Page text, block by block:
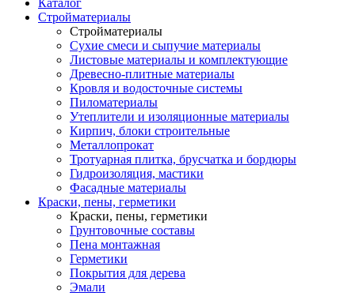
Каталог
Стройматериалы
Стройматериалы
Сухие смеси и сыпучие материалы
Листовые материалы и комплектующие
Древесно-плитные материалы
Кровля и водосточные системы
Пиломатериалы
Утеплители и изоляционные материалы
Кирпич, блоки строительные
Металлопрокат
Тротуарная плитка, брусчатка и бордюры
Гидроизоляция, мастики
Фасадные материалы
Краски, пены, герметики
Краски, пены, герметики
Грунтовочные составы
Пена монтажная
Герметики
Покрытия для дерева
Эмали